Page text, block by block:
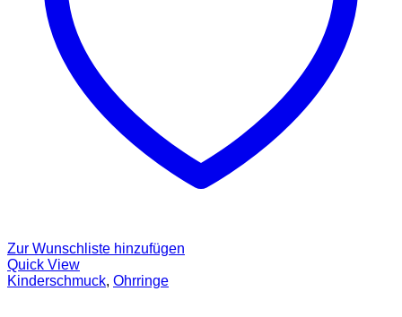
Zur Wunschliste hinzufügen
Quick View
Kinderschmuck, Ohrringe